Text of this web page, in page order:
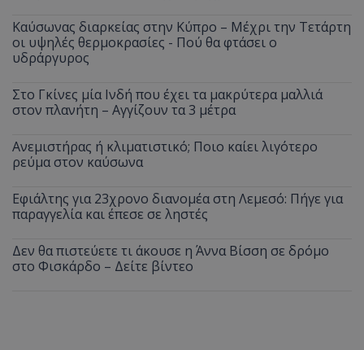
Καύσωνας διαρκείας στην Κύπρο – Μέχρι την Τετάρτη
οι υψηλές θερμοκρασίες - Πού θα φτάσει ο
υδράργυρος
Στο Γκίνες μία Ινδή που έχει τα μακρύτερα μαλλιά
στον πλανήτη – Αγγίζουν τα 3 μέτρα
Ανεμιστήρας ή κλιματιστικό; Ποιο καίει λιγότερο
ρεύμα στον καύσωνα
Εφιάλτης για 23χρονο διανομέα στη Λεμεσό: Πήγε για
παραγγελία και έπεσε σε ληστές
Δεν θα πιστεύετε τι άκουσε η Άννα Βίσση σε δρόμο
στο Φισκάρδο – Δείτε βίντεο